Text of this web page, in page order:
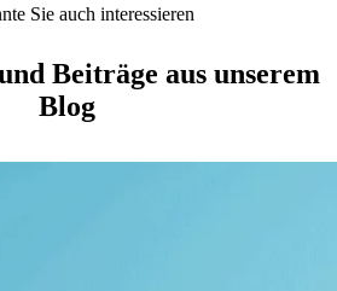
Sie auch interessieren
Beiträge aus unserem
Blog